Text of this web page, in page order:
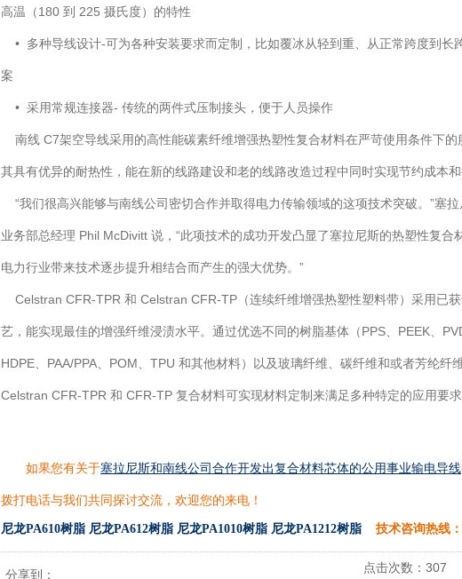
高温（180 到 225 摄氏度）的特性
• 多种导线设计-可为各种安装要求而定制，比如覆冰从轻到重、从正常跨度到长
案
• 采用常规连接器- 传统的两件式压制接头，便于人员操作
南线 C7架空导线采用的高性能碳素纤维增强热塑性复合材料在严苛使用条件下的
其具有优异的耐热性，能在新的线路建设和老的线路改造过程中同时实现节约成本和
“我们很高兴能够与南线公司密切合作并取得电力传输领域的这项技术突破。”塞
业务部总经理 Phil McDivitt 说，“此项技术的成功开发凸显了塞拉尼斯的热塑性复合
电力行业带来技术逐步提升相结合而产生的强大优势。”
Celstran CFR-TPR 和 Celstran CFR-TP（连续纤维增强热塑性塑料带）采用已
艺，能实现最佳的增强纤维浸渍水平。通过优选不同的树脂基体（PPS、PEEK、
HDPE、PAA/PPA、POM、TPU 和其他材料）以及玻璃纤维、碳纤维和或者芳纶纤
Celstran CFR-TPR 和 CFR-TP 复合材料可实现材料定制来满足多种特定的应用要求
如果您有关于塞拉尼斯和南线公司合作开发出复合材料芯体的公用事业输电导线
拨打电话与我们共同探讨交流，欢迎您的来电！
尼龙PA610树脂 尼龙PA612树脂 尼龙PA1010树脂 尼龙PA1212树脂 技术咨询热线
分享到： 点击次数：307